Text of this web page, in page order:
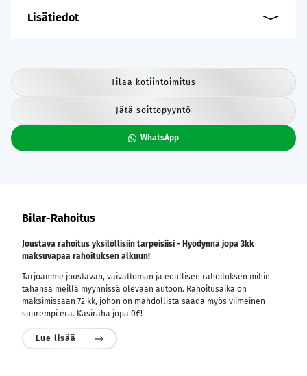
Lisätiedot
Tilaa kotiintoimitus
Jätä soittopyyntö
WhatsApp
Bilar-Rahoitus
Joustava rahoitus yksilöllisiin tarpeisiisi - Hyödynnä jopa 3kk
maksuvapaa rahoituksen alkuun!
Tarjoamme joustavan, vaivattoman ja edullisen rahoituksen mihin
tahansa meillä myynnissä olevaan autoon. Rahoitusaika on
maksimissaan 72 kk, johon on mahdollista saada myös viimeinen
suurempi erä. Käsiraha jopa 0€!
Lue lisää